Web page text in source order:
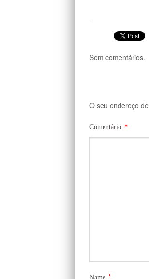
Sem comentários.
O seu endereço
Comentário *
Name *